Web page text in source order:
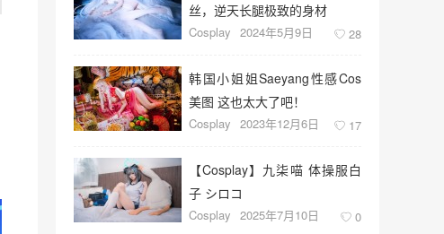
丝，逆天长腿极致的身材
Cosplay 2024年5月9日 28
韩国小姐姐Saeyang性感Cos
美图 这也太大了吧！
Cosplay 2023年12月6日 17
【Cosplay】九柒喵 体操服白
子 シロコ
Cosplay 2025年7月10日 0